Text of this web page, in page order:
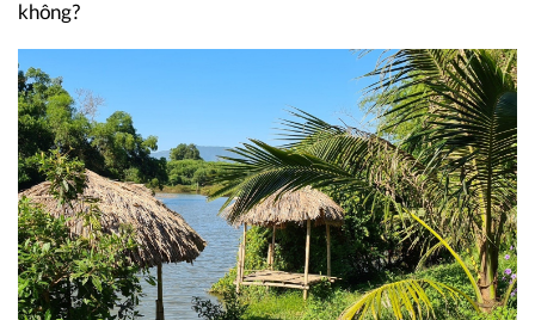
không?